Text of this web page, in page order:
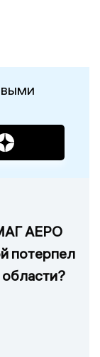
АЕРО
потерпел